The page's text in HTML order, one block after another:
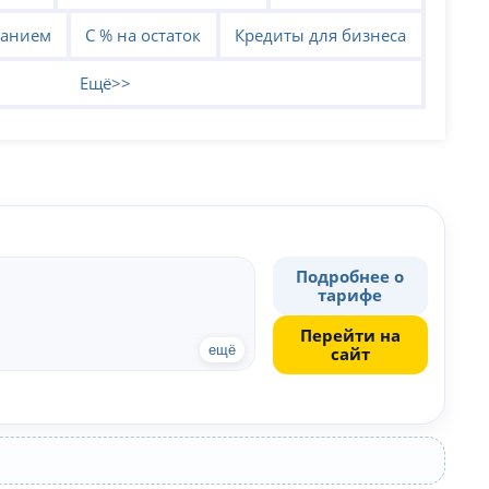
С % на остаток Кредиты для бизнеса
Ещё>>
спецпредложений
ещё
Подробнее о
тарифе
Перейти на
сайт